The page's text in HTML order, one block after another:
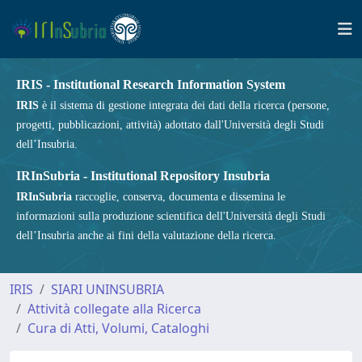
IRIS - Institutional Research Information System
IRIS è il sistema di gestione integrata dei dati della ricerca (persone,
progetti, pubblicazioni, attività) adottato dall'Università degli Studi
dell’Insubria.
IRInSubria - Institutional Repository Insubria
IRInSubria raccoglie, conserva, documenta e dissemina le
informazioni sulla produzione scientifica dell'Università degli Studi
dell’Insubria anche ai fini della valutazione della ricerca.
IRIS
SIARI UNINSUBRIA
Attività collegate alla Ricerca
Cura di Atti, Volumi, Cataloghi